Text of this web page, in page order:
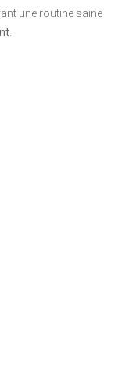
une routine saine
.